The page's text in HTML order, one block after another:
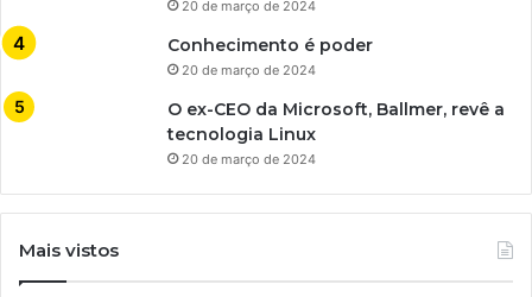
20 de março de 2024
Conhecimento é poder
20 de março de 2024
O ex-CEO da Microsoft, Ballmer, revê a
tecnologia Linux
20 de março de 2024
Mais vistos